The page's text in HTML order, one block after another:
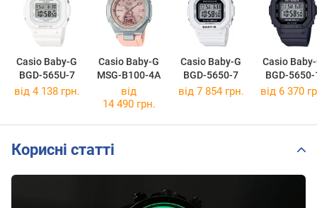
Casio Baby-G
BGD-565U-7
Casio Baby-G
MSG-B100-4A
Casio Baby-G
BGD-5650-7
Casio
BGD-5650-
від 4 138 грн.
від
14 490 грн.
від 7 854 грн. від 6 370
Корисні статті